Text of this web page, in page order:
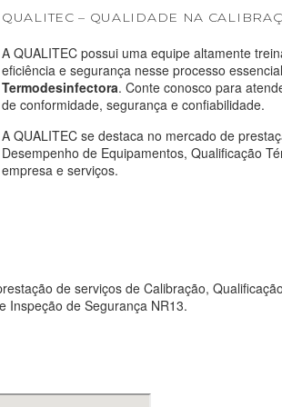
QUALITEC – QUALIDADE NA
A QUALITEC possui uma equipe altamente
eficiência e segurança nesse processo
Termodesinfectora. Conte conosco para
de conformidade, segurança e confiabilidade.
A QUALITEC se destaca no mercado de
Desempenho de Equipamentos, Qualificação
empresa e serviços.
de serviços de Calibração,
Inspeção de Segurança NR13.